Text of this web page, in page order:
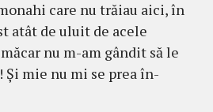
care nu trăiau aici, în
atât de uluit de acele
nu m-am gândit să le
Şi mie nu mi se prea în­